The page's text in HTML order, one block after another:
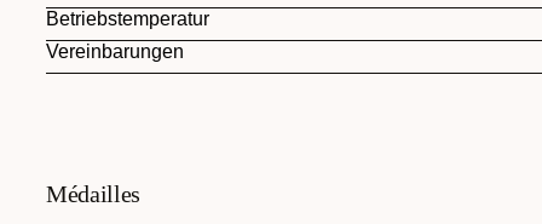
Betriebstemperatur
Vereinbarungen
Médailles